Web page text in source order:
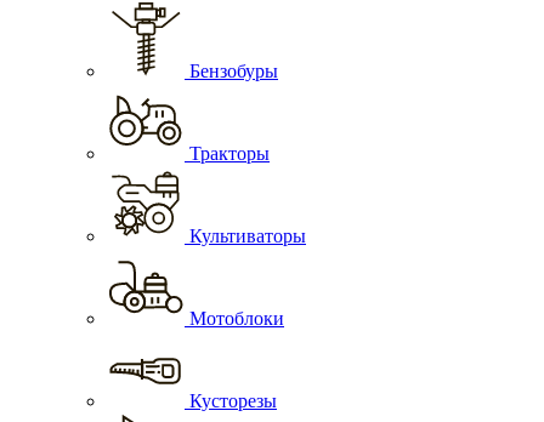
Бензобуры
Тракторы
Культиваторы
Мотоблоки
Кусторезы